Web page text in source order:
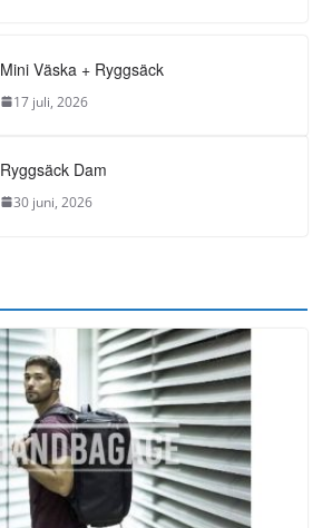
Mini Väska + Ryggsäck
17 juli, 2026
Ryggsäck Dam
30 juni, 2026